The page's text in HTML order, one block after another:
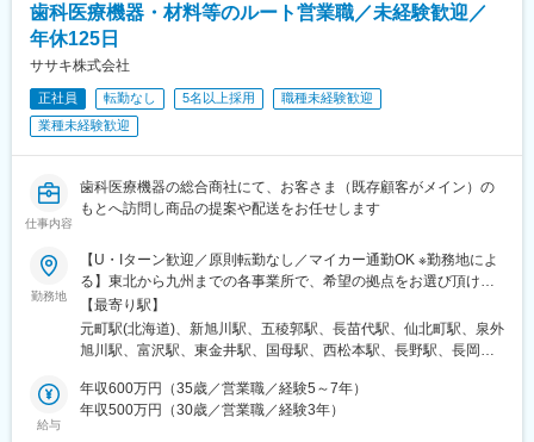
歯科医療機器・材料等のルート営業職／未経験歓迎／
年休125日
ササキ株式会社
正社員 転勤なし 5名以上採用
職種未経験歓迎
業種未経験歓迎
仕事内容
歯科医療機器の総合商社にて、お客さま（既存顧客がメイン）の
もとへ訪問し商品の提案や配送をお任せします
勤務地
【U・Iターン歓迎／原則転勤なし／マイカー通勤OK ※勤務地によ
る】東北から九州までの各事業所で、希望の拠点をお選び頂けま
す！＜北海道エリア＞■札幌支店■旭川店■函館店＜東北エリア＞■
八戸店■盛岡支店■秋田店■仙台支店■山形営業所＜北陸エリア＞■
甲府支店■松本支店■長野店■長岡店＜首都圏エリア＞■東京支店■
玉鴻巣店■厚木支店■横浜支店■高崎営業所■情報機器開発営業部
（八王子支店内）＜東海エリア＞■岡崎支店■浜松支店■岐阜支店■
【最寄り駅】
元町駅(北海道)、新旭川駅、五稜郭駅、長苗代駅、仙北町駅、泉外
旭川駅、富沢駅、東金井駅、国母駅、西松本駅、長野駅、長岡
葉キャンパス駅、北与野駅、鴻巣駅、本厚木駅、伊勢佐木長者町
駅、高崎駅、京王八王子駅、美合駅、助信駅、西岐阜駅、久居
給与
年収600万円（35歳／営業職／経験5～7年）
年収500万円（30歳／営業職／経験3年）